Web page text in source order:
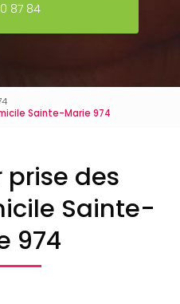
87 84
Sainte-Marie 974
des
Sainte-
974